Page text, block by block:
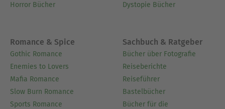
Horror Bücher
Dystopie Bücher
Romance & Spice
Gothic Romance
Enemies to Lovers
Mafia Romance
Slow Burn Romance
Sports Romance
Sachbuch & Ratgeber
Bücher über Fotografie
Reiseberichte
Reiseführer
Bastelbücher
Bücher für die